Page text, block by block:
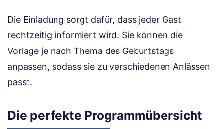
Die Einladung sorgt dafür, dass jeder Gast
rechtzeitig informiert wird. Sie können die
Vorlage je nach Thema des Geburtstags
anpassen, sodass sie zu verschiedenen Anlässen
passt.
Die perfekte Programmübersicht